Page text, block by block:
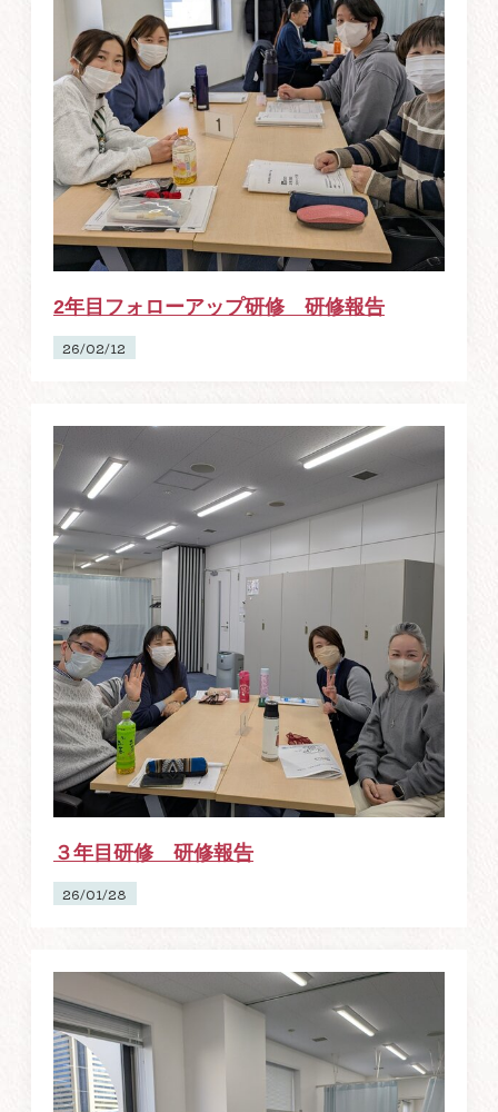
2年目フォローアップ研修 研修報告
26/02/12
３年目研修 研修報告
26/01/28